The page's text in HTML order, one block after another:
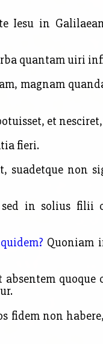
Iesu in
quantam uiri
magnam
et
fieri.
non
in solius filii
quidem? Quoniam
quoque
fidem non